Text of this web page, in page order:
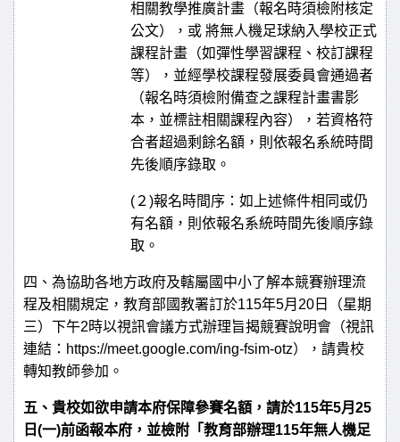
相關教學推廣計畫（報名時須檢附核定
公文），或 將無人機足球納入學校正式
課程計畫（如彈性學習課程、校訂課程
等），並經學校課程發展委員會通過者
（報名時須檢附備查之課程計畫書影
本，並標註相關課程內容），若資格符
合者超過剩餘名額，則依報名系統時間
先後順序錄取。
( ２ )報名時間序：如上述條件相同或仍
有名額，則依報名系統時間先後順序錄
取。
四、為協助各地方政府及轄屬國中小了解本競賽辦理流
程及相關規定，教育部國教署訂於115年5月 20 日（星期
三）下午2時以視訊會議方式辦理旨揭競賽說明會（視訊
連結： https://meet.google.com/ing-fsim-otz），請貴校
轉知教師參加。
五、貴校如欲申請本府保障參賽名額，請於115年5月 25
日(一)前函報本府，並檢附「教育部辦理115年無人機足